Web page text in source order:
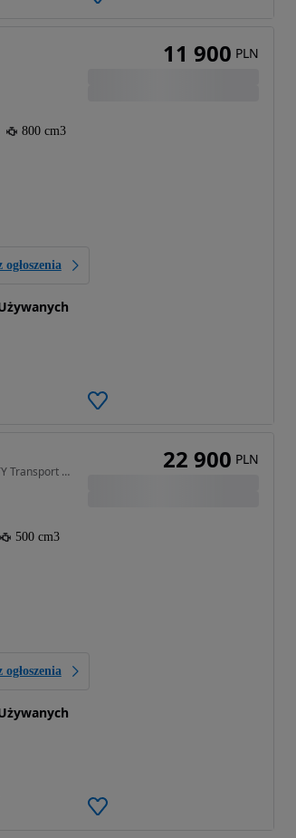
800 cm3
ogłoszenia
11 900 PLN
500 cm3 • 48 KM • 500 f ABS KAT A2 35KW RATY Transport cbf
500 cm3
ogłoszenia
22 900 PLN